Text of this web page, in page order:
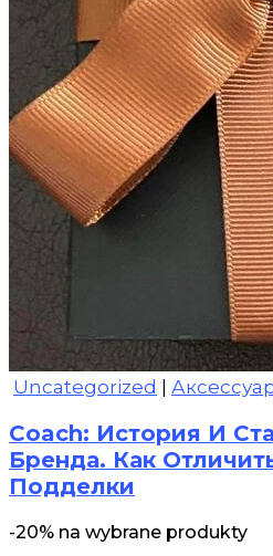
Uncategorized
Coach: История И
Бренда. Как
Подделки
-20% na wybrane produkty